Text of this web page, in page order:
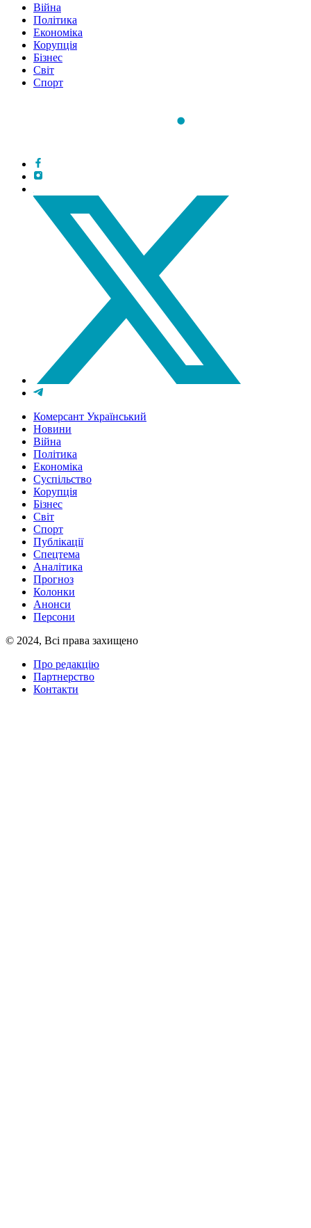
Війна
Політика
Економіка
Корупція
Бізнес
Світ
Спорт
Комерсант Український
Новини
Війна
Політика
Економіка
Суспільство
Корупція
Бізнес
Світ
Спорт
Публікації
Спецтема
Аналітика
Прогноз
Колонки
Анонси
Персони
© 2024, Всі права захищено
Про редакцію
Партнерство
Контакти